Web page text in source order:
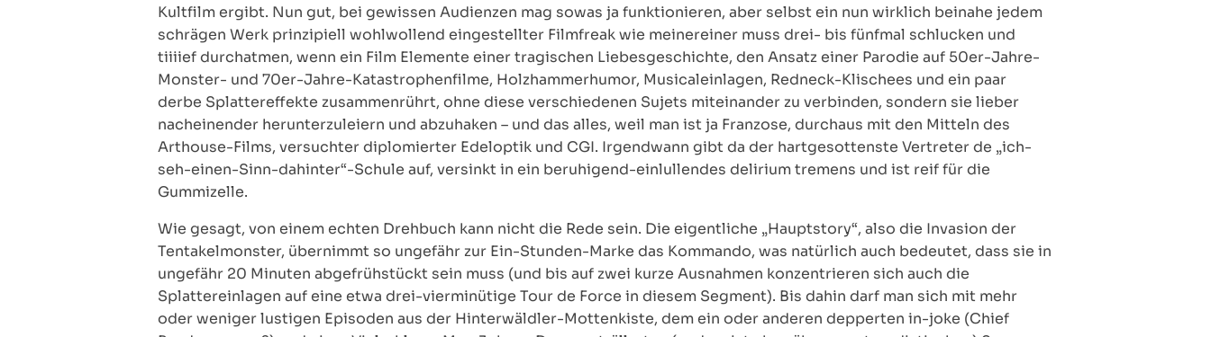
Kultfilm ergibt. Nun gut, bei gewissen Audienzen mag sowas ja funktionieren, aber selbst ein nun wirklich beinahe jedem
schrägen Werk prinzipiell wohlwollend eingestellter Filmfreak wie meinereiner muss drei- bis fünfmal schlucken und
tiiiief durchatmen, wenn ein Film Elemente einer tragischen Liebesgeschichte, den Ansatz einer Parodie auf 50er-Jahre-
Monster- und 70er-Jahre-Katastrophenfilme, Holzhammerhumor, Musicaleinlagen, Redneck-Klischees und ein paar
derbe Splattereffekte zusammenrührt, ohne diese verschiedenen Sujets miteinander zu verbinden, sondern sie lieber
nacheinender herunterzuleiern und abzuhaken – und das alles, weil man ist ja Franzose, durchaus mit den Mitteln des
Arthouse-Films, versuchter diplomierter Edeloptik und CGI. Irgendwann gibt da der hartgesottenste Vertreter de „ich-
seh-einen-Sinn-dahinter“-Schule auf, versinkt in ein beruhigend-einlullendes delirium tremens und ist reif für die
Gummizelle.
Wie gesagt, von einem echten Drehbuch kann nicht die Rede sein. Die eigentliche „Hauptstory“, also die Invasion der
Tentakelmonster, übernimmt so ungefähr zur Ein-Stunden-Marke das Kommando, was natürlich auch bedeutet, dass sie in
ungefähr 20 Minuten abgefrühstückt sein muss (und bis auf zwei kurze Ausnahmen konzentrieren sich auch die
Splattereinlagen auf eine etwa drei-vierminütige Tour de Force in diesem Segment). Bis dahin darf man sich mit mehr
oder weniger lustigen Episoden aus der Hinterwäldler-Mottenkiste, dem ein oder anderen depperten in-joke (Chief